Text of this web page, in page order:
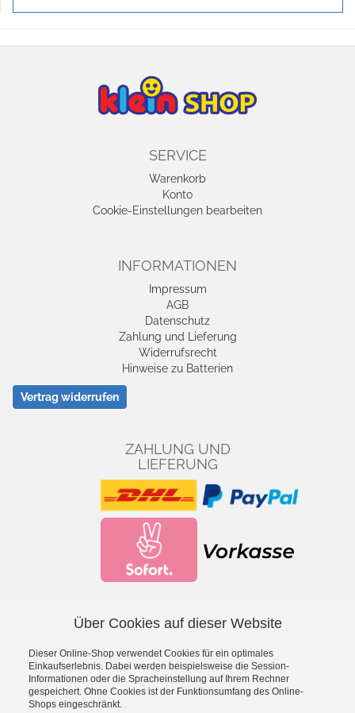
SERVICE
Warenkorb
Konto
Cookie-Einstellungen bearbeiten
INFORMATIONEN
Impressum
AGB
Datenschutz
Zahlung und Lieferung
Widerrufsrecht
Hinweise zu Batterien
Vertrag widerrufen
ZAHLUNG UND
LIEFERUNG
*inkl. MwSt., zzgl.Versandkosten
- Entdecke die Theo Klein Spielzeug-Welt -
Über Cookies auf dieser Website
Dieser Online-Shop verwendet Cookies für ein optimales
Einkaufserlebnis. Dabei werden beispielsweise die Session-
Informationen oder die Spracheinstellung auf Ihrem Rechner
gespeichert. Ohne Cookies ist der Funktionsumfang des Online-
Shops eingeschränkt.